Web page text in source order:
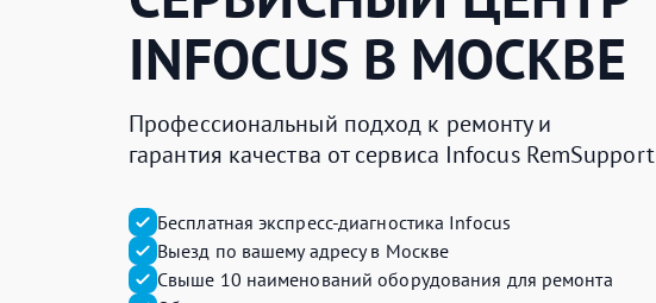
INFOCUS В МОСКВЕ
Профессиональный подход к ремонту и
гарантия качества от сервиса Infocus RemSupport
Бесплатная экспресс-диагностика Infocus
Выезд по вашему адресу в Москве
Свыше 10 наименований оборудования для ремонта